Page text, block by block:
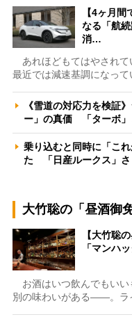
【4ヶ月
なる「航
消…
あれほどもてはやされて
最近では減速基調になっ
《雪道の対応力を検証
ー」の真価 「ターボ
乗り込むと同時に「こ
た 「日産ルークス」
大竹聡の「昼酒御免
【大竹聡
「マンハ
お酒はいつ飲んでもいい
別の味わいがある――。ラ